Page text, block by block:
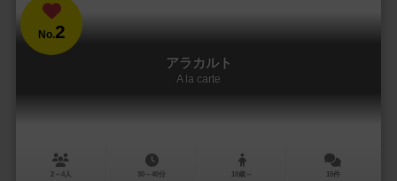
No.2
アラカルト
A la carte
2～4人 30～40分 10歳～ 15件